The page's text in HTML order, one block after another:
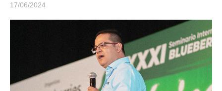
17/06/2024